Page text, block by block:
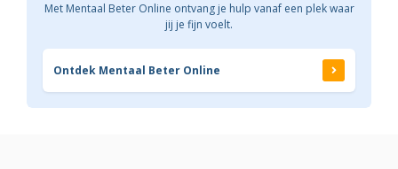
Met Mentaal Beter Online ontvang je hulp vanaf een plek waar
jij je fijn voelt.
Ontdek Mentaal Beter Online